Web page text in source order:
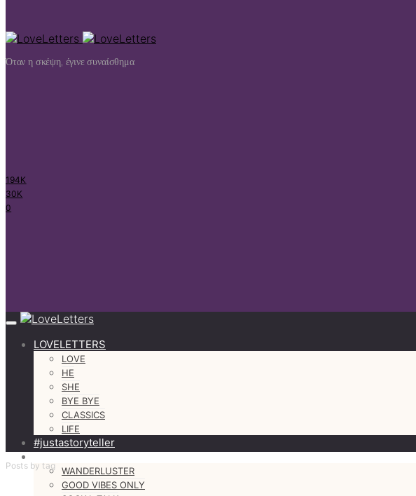
Όταν η σκέψη, έγινε συναίσθημα
194K
30K
0
LOVELETTERS
LOVE
HE
SHE
BYE BYE
CLASSICS
LIFE
#justastoryteller
MORE
WANDERLUSTER
GOOD VIBES ONLY
Posts by tag